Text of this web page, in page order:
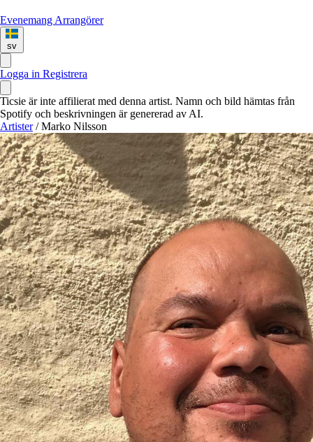
Evenemang Arrangörer
sv
Logga in Registrera
Ticsie är inte affilierat med denna artist. Namn och bild hämtas från
Spotify och beskrivningen är genererad av AI.
Artister / Marko Nilsson